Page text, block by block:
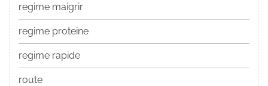
regime maigrir
regime proteine
regime rapide
route